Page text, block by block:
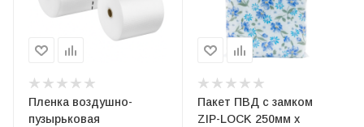
Пленка воздушно-
пузырьковая
Пакет ПВД с замком
ZIP-LOCK 250мм х